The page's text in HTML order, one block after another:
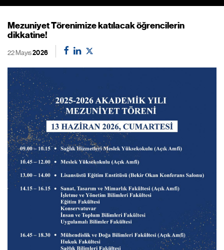
Mezuniyet Törenimize katılacak öğrencilerin
dikkatine!
22 Mayıs2026